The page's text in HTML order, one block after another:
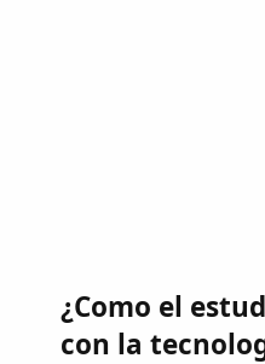
¿Como el
con la